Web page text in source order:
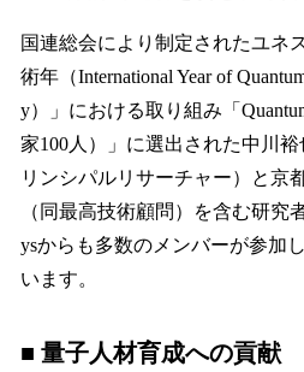
国連総会により制定されたユネ
術年（International Year of
y）」における取り組み「
家100人）」に選出された中川裕
リンシパルリサーチャー）と京
（同最高技術顧問）を含む研究
ysからも多数のメンバーが参加
います。
■ 量子人材育成への貢献